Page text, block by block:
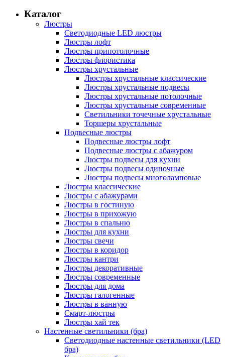
Каталог
Люстры
Светодиодные LED люстры
Люстры лофт
Люстры припотолочные
Люстры флористика
Люстры хрустальные
Люстры хрустальные классические
Люстры хрустальные подвесы
Люстры хрустальные потолочные
Люстры хрустальные современные
Светильники точечные хрустальные
Торшеры хрустальные
Подвесные люстры
Подвесные люстры лофт
Подвесные люстры с абажуром
Люстры подвесы для кухни
Люстры подвесы одиночные
Люстры подвесы многоламповые
Люстры классические
Люстры с абажурами
Люстры в гостиную
Люстры в прихожую
Люстры в спальню
Люстры для кухни
Люстры свечи
Люстры в коридор
Люстры кантри
Люстры декоративные
Люстры современные
Люстры для дома
Люстры галогенные
Люстры в ванную
Смарт-люстры
Люстры хай тек
Настенные светильники (бра)
Светодиодные настенные светильники (LED
бра)